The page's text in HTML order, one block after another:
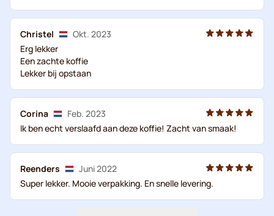
Christel
Okt. 2023
Erg lekker
Een zachte koffie
Lekker bij opstaan
Corina
Feb. 2023
Ik ben echt verslaafd aan deze koffie! Zacht van smaak!
Reenders
Juni 2022
Super lekker. Mooie verpakking. En snelle levering.